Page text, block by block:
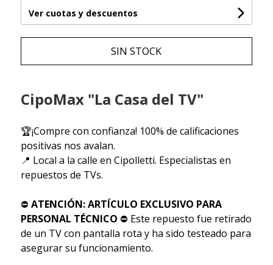
Ver cuotas y descuentos
SIN STOCK
CipoMax "La Casa del TV"
🏆¡Compre con confianza! 100% de calificaciones
positivas nos avalan.
📍 Local a la calle en Cipolletti. Especialistas en
repuestos de TVs.
⛔ ATENCIÓN: ARTÍCULO EXCLUSIVO PARA
PERSONAL TÉCNICO ⛔ Este repuesto fue retirado
de un TV con pantalla rota y ha sido testeado para
asegurar su funcionamiento.